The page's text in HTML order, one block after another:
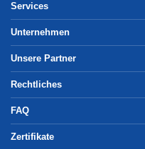
Services
Unternehmen
Unsere Partner
Rechtliches
FAQ
Zertifikate